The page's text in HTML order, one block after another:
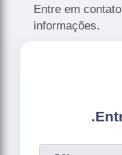
Entre em
informações.
.